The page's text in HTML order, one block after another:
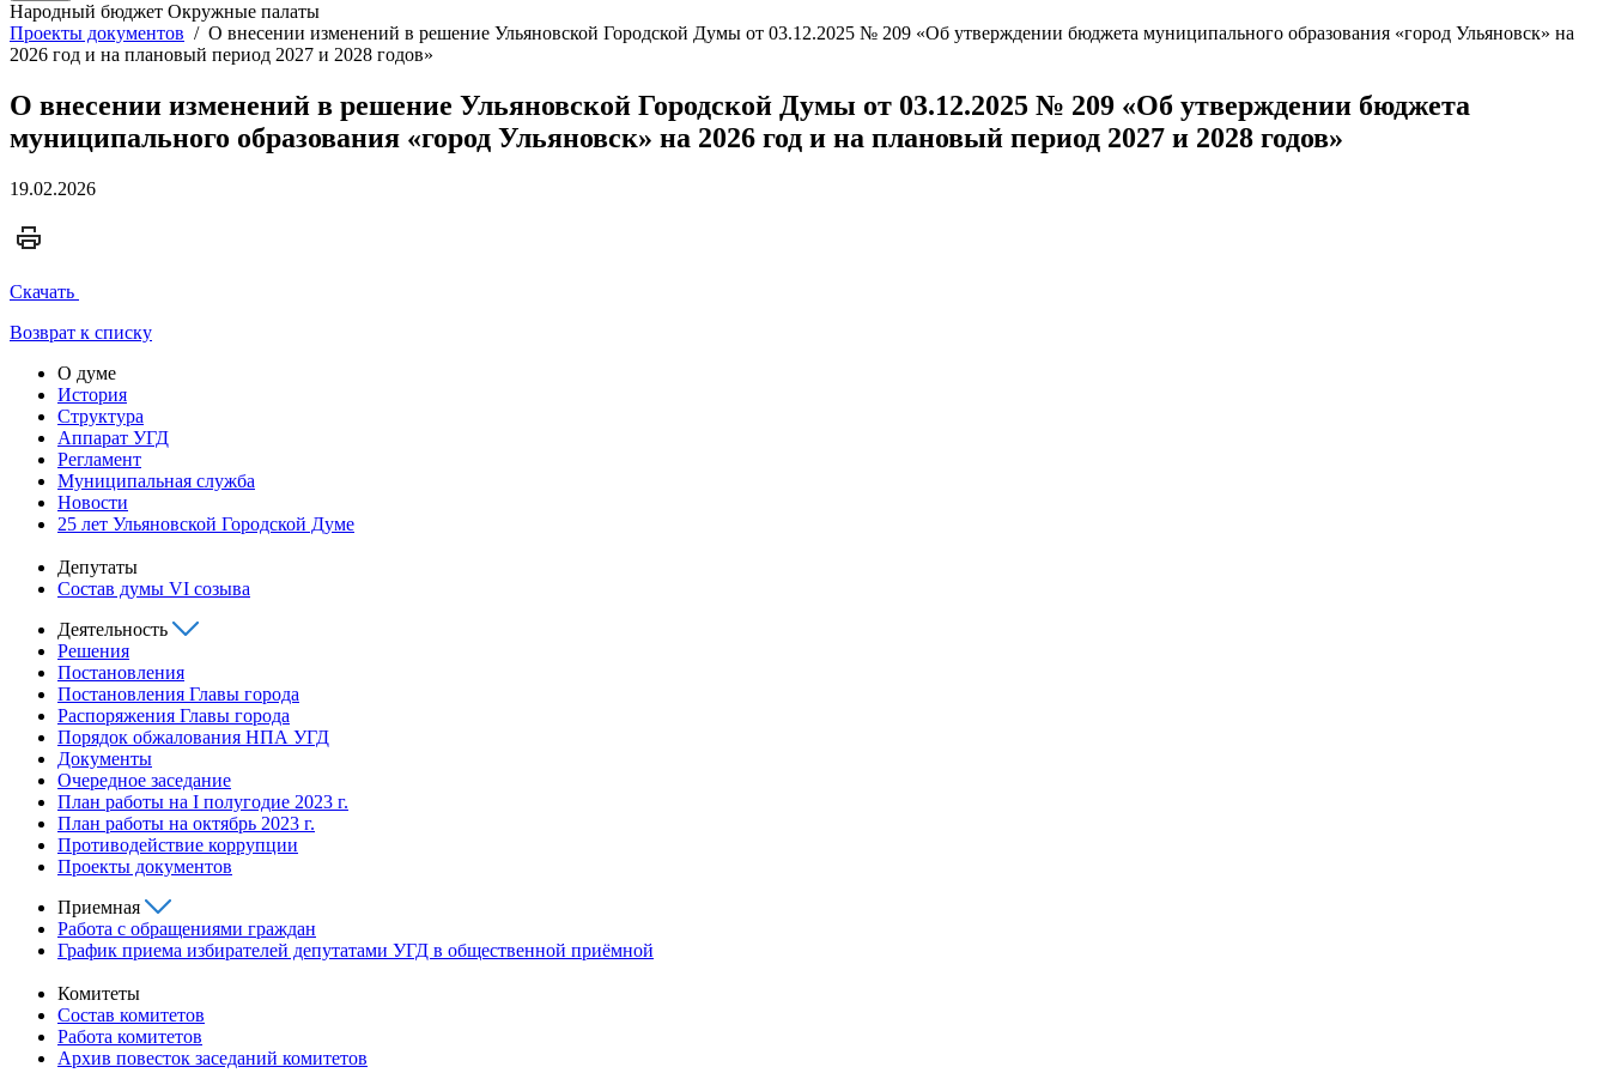
Народный бюджет Окружные палаты
Проекты документов / О внесении изменений в решение Ульяновской Городской Думы от 03.12.2025 № 209 «Об утверждении бюджета муниципального образования «город Ульяновск» на
2026 год и на плановый период 2027 и 2028 годов»
О внесении изменений в решение Ульяновской Городской Думы от 03.12.2025 № 209 «Об утверждении бюджета
муниципального образования «город Ульяновск» на 2026 год и на плановый период 2027 и 2028 годов»
19.02.2026
Скачать
Возврат к списку
О думе
История
Структура
Аппарат УГД
Регламент
Муниципальная служба
Новости
25 лет Ульяновской Городской Думе
Депутаты
Состав думы VI созыва
Деятельность
Решения
Постановления
Постановления Главы города
Распоряжения Главы города
Порядок обжалования НПА УГД
Документы
Очередное заседание
План работы на I полугодие 2023 г.
План работы на октябрь 2023 г.
Противодействие коррупции
Проекты документов
Приемная
Работа с обращениями граждан
График приема избирателей депутатами УГД в общественной приёмной
Комитеты
Состав комитетов
Работа комитетов
Архив повесток заседаний комитетов